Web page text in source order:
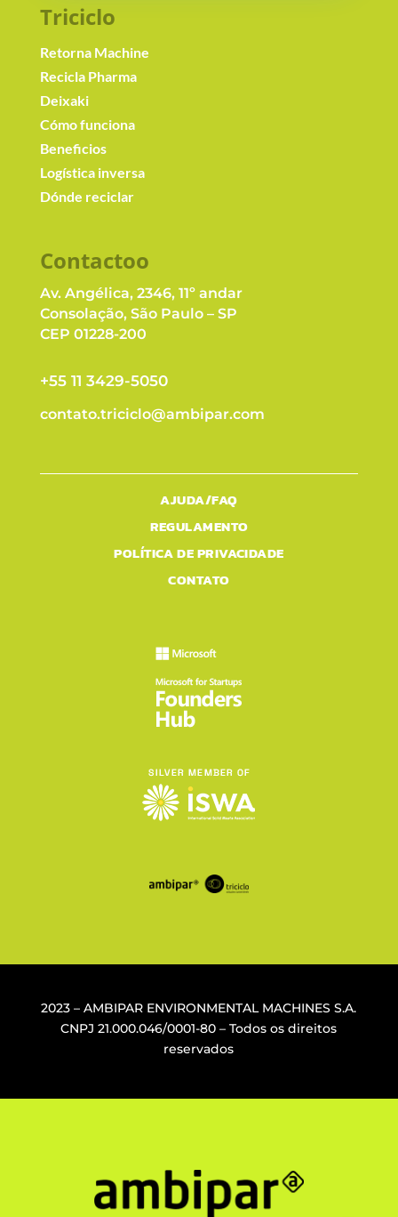
Triciclo
Retorna Machine
Recicla Pharma
Deixaki
Cómo funciona
Beneficios
Logística inversa
Dónde reciclar
Contactoo
Av. Angélica, 2346, 11º andar
Consolação, São Paulo – SP
CEP 01228-200
+55 11 3429-5050
contato.triciclo@ambipar.com
AJUDA/FAQ
REGULAMENTO
POLÍTICA DE PRIVACIDADE
CONTATO
2023 – AMBIPAR ENVIRONMENTAL MACHINES S.A.
CNPJ21.000.046/0001-80 – Todos os direitos
reservados